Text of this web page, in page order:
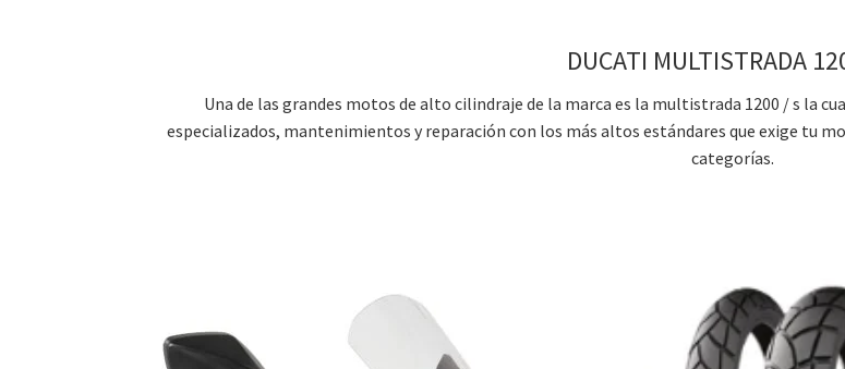
DUCATI MULTISTRADA
Una de las grandes motos de alto cilindraje de la marca es la multistrada 1200 / s la
especializados, mantenimientos y reparación con los más altos estándares que exige tu
categorías.